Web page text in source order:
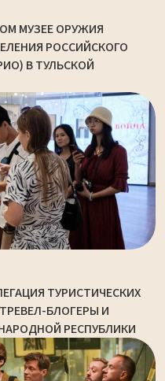
МУЗЕЕ ОРУЖИЯ
РОССИЙСКОГО
В ТУЛЬСКОЙ
ТУРИСТИЧЕСКИХ
БЛОГЕРЫ И
РЕСПУБЛИКИ